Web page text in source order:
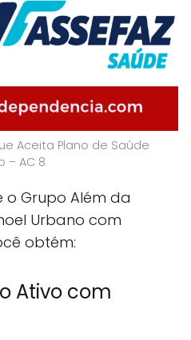
Aceita Plano de Saúde
– AC 8
o Grupo Além da
Urbano com
obtém:
Ativo com